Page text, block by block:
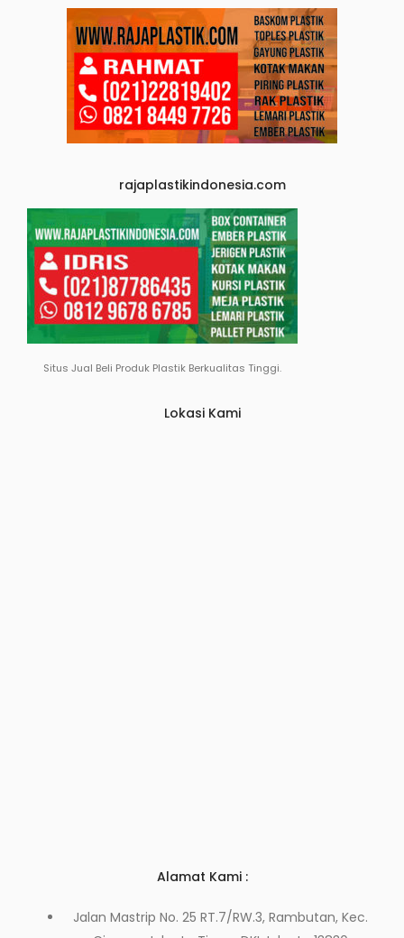
rajaplastikindonesia.com
Situs Jual Beli Produk Plastik Berkualitas Tinggi.
Lokasi Kami
Alamat Kami :
Jalan Mastrip No. 25 RT.7/RW.3, Rambutan, Kec.